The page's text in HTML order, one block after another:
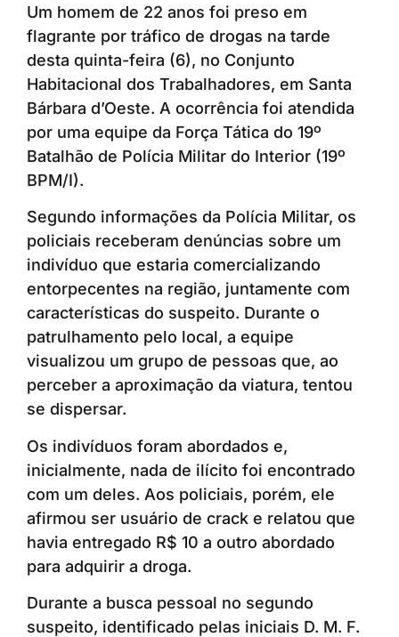
Um homem de 22 anos foi preso em
flagrante por tráfico de drogas na tarde
desta quinta-feira (6), no Conjunto
Habitacional dos Trabalhadores, em Santa
Bárbara d’Oeste. A ocorrência foi atendida
por uma equipe da Força Tática do 19º
Batalhão de Polícia Militar do Interior (19º
BPM/I).
Segundo informações da Polícia Militar, os
policiais receberam denúncias sobre um
indivíduo que estaria comercializando
entorpecentes na região, juntamente com
características do suspeito. Durante o
patrulhamento pelo local, a equipe
visualizou um grupo de pessoas que, ao
perceber a aproximação da viatura, tentou
se dispersar.
Os indivíduos foram abordados e,
inicialmente, nada de ilícito foi encontrado
com um deles. Aos policiais, porém, ele
afirmou ser usuário de crack e relatou que
havia entregado R$ 10 a outro abordado
para adquirir a droga.
Durante a busca pessoal no segundo
suspeito, identificado pelas iniciais D. M. F.